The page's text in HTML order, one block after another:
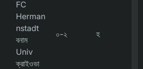
FC
Herman
nstadt
বনাম
Univ
ক্রাইওভা
০-২ হ